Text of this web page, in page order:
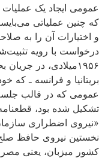
عمومی ایجاد یک
که چنین عملیاتی
و اختیارات آن ‌را به
درخواست با رویه‌
۱۹۵۶میلادی، در
بریتانیا و فرانسه ـ که
عمومی که در قالب
نخستین نیروی حافظ
کشور میزبان، یعنی